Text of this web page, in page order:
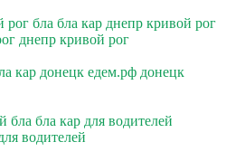
рог бла бла кар днепр кривой рог
днепр кривой рог
кар донецк едем.рф донецк
бла бла кар для водителей
водителей